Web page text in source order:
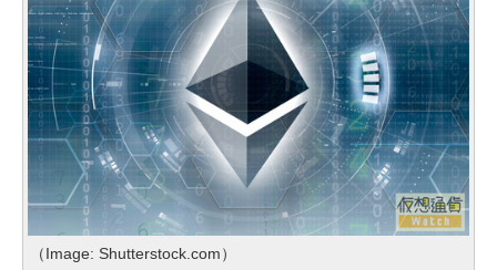
（Image: Shutterstock.com）